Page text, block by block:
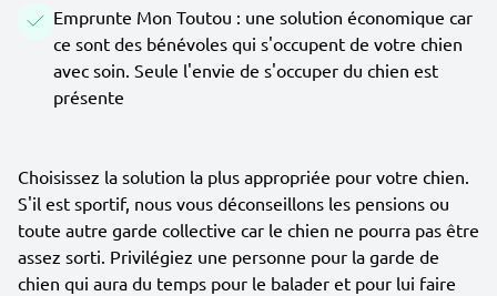
Emprunte Mon Toutou : une solution économique car
ce sont des bénévoles qui s'occupent de votre chien
avec soin. Seule l'envie de s'occuper du chien est
présente
Choisissez la solution la plus appropriée pour votre chien.
S'il est sportif, nous vous déconseillons les pensions ou
toute autre garde collective car le chien ne pourra pas être
assez sorti. Privilégiez une personne pour la garde de
chien qui aura du temps pour le balader et pour lui faire